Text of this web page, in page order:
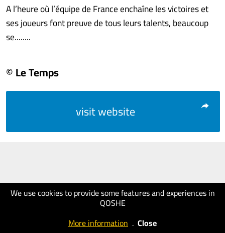
We use cookies to provide some features and experiences in
QOSHE
More information . Close
A l’heure où l’équipe de France enchaîne les victoires et
ses joueurs font preuve de tous leurs talents, beaucoup
se........
© Le Temps
visit website